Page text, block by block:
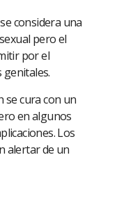
considera una
pero el
por el
genitales.
se cura con un
en algunos
Los
alertar de un